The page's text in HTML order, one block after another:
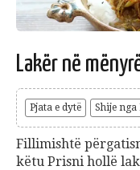
Lakër në
Pjata e dytë Shije nga
Fillimishtë
këtu Prisni hollë